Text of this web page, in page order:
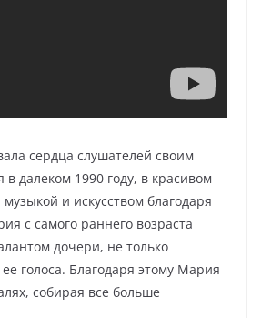
сердца слушателей своим
далеком 1990 году, в красивом
и искусством благодаря
с самого раннего возраста
дочери, не только
голоса. Благодаря этому Мария
собирая все больше